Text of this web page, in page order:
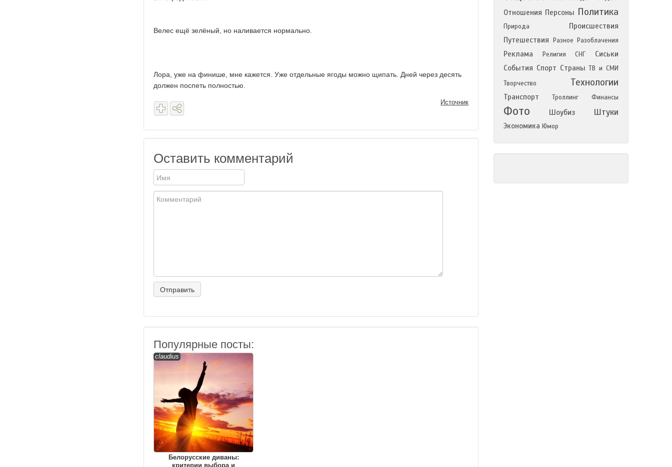
Велес ещё зелёный, но наливается нормально.
Лора, уже на финише, мне кажется. Уже отдельные ягоды можно щипать. Дней через десять
должен поспеть полностью.
Источник
Оставить комментарий
Популярные посты:
claudius
Белорусские диваны:
критерии выбора и
Отношения Персоны Политика
Природа
Происшествия
Путешествия
Разное Разоблачения
Реклама Религия СНГ
Сиськи
События Спорт Страны ТВ и СМИ
Творчество
Технологии
Транспорт Троллинг Финансы
Фото Шоубиз Штуки
Экономика Юмор